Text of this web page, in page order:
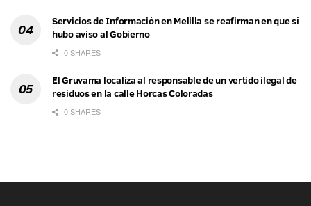
Servicios de Información en Melilla se reafirman en que sí
hubo aviso al Gobierno
0 SHARES
El Gruvama localiza al responsable de un vertido ilegal de
residuos en la calle Horcas Coloradas
0 SHARES